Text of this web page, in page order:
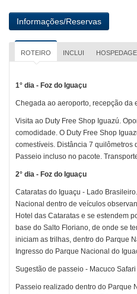
ROTEIRO INCLUI
1° dia - Foz do Iguaçu
Chegada ao aeroporto, recepção da
Visita ao Duty Free Shop Iguazú.
comodidade. O Duty Free Shop
comestíveis. Distância 7 quilômetros
Passeio incluso no pacote.
2° dia - Foz do Iguaçu
Cataratas do Iguaçu - Lado
Nacional dentro de veículos
Hotel das Cataratas e se estendem
base do Salto Floriano, de onde se
iniciam as trilhas, dentro do Parque
Ingresso do Parque Nacional do
Sugestão de passeio - Macuco Safari
Passeio realizado dentro do Parque